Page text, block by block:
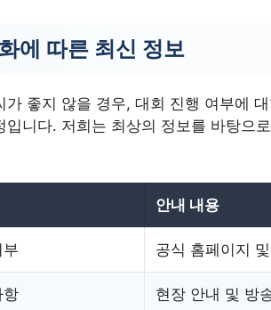
에 따른 최신 정보
가 좋지 않을 경우, 대회 진행 여부에
입니다. 저희는 최상의 정보를 바탕으
안내 내용
공식 홈페이지
항 현장 안내 및 방